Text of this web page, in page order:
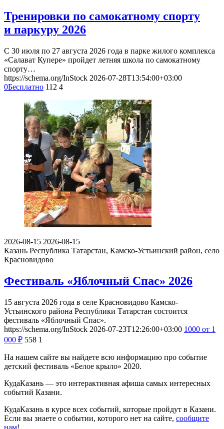
Тренировки по самокатному спорту
и паркуру 2026
С 30 июля по 27 августа 2026 года в парке жилого комплекса
«Салават Купере» пройдет летняя школа по самокатному
спорту…
https://schema.org/InStock 2026-07-28T13:54:00+03:00
0Бесплатно 112 4
2026-08-15 2026-08-15
Казань Республика Татарстан, Камско-Устьинский район, село
Красновидово
Фестиваль «Яблочный Спас» 2026
15 августа 2026 года в селе Красновидово Камско-
Устьинского района Республики Татарстан состоится
фестиваль «Яблочный Спас».
https://schema.org/InStock 2026-07-23T12:26:00+03:00 1000 от 1
000 ₽ 558 1
На нашем сайте вы найдете всю информацию про событие
детский фестиваль «Белое крыло» 2020.
КудаКазань — это интерактивная афиша самых интересных
событий Казани.
КудаКазань в курсе всех событий, которые пройдут в Казани.
Если вы знаете о событии, которого нет на сайте, сообщите